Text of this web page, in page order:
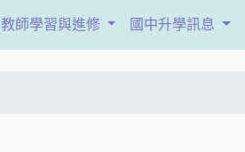
教師學習與進修 國中升學訊息